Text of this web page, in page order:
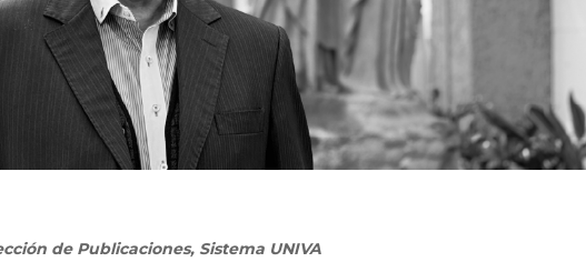
de Publicaciones, Sistema UNIVA